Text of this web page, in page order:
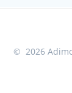
© 2026